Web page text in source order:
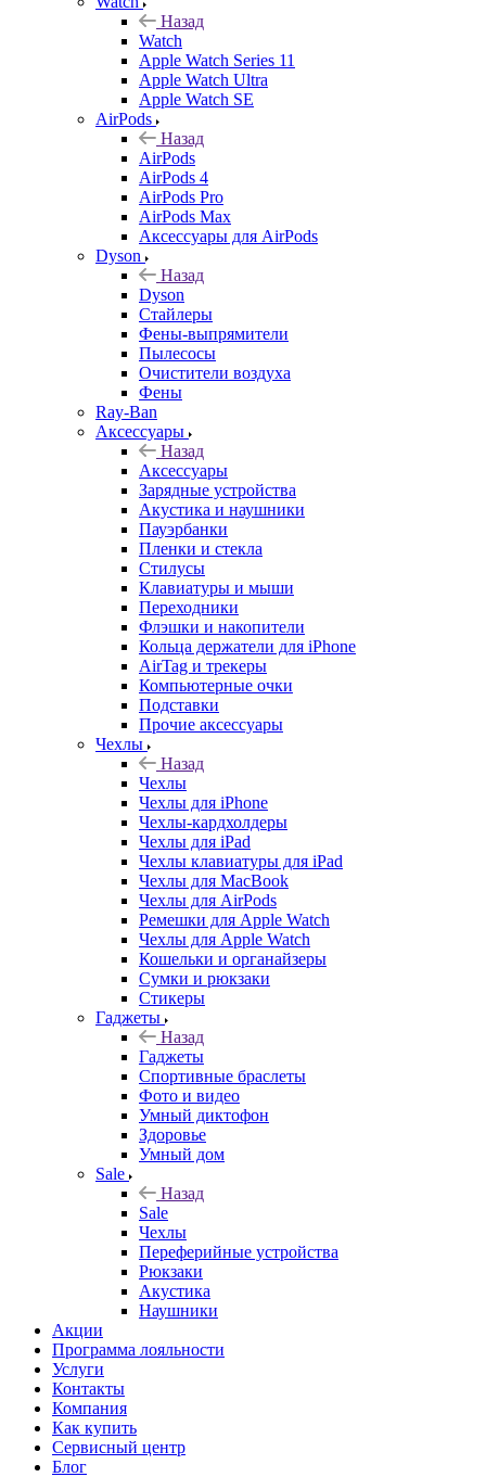
Назад
Watch
Apple Watch Series 11
Apple Watch Ultra
Apple Watch SE
AirPods
Назад
AirPods
AirPods 4
AirPods Pro
AirPods Max
Аксессуары для AirPods
Dyson
Назад
Dyson
Стайлеры
Фены-выпрямители
Пылесосы
Очистители воздуха
Фены
Ray-Ban
Аксессуары
Назад
Аксессуары
Зарядные устройства
Акустика и наушники
Пауэрбанки
Пленки и стекла
Стилусы
Клавиатуры и мыши
Переходники
Флэшки и накопители
Кольца держатели для iPhone
AirTag и трекеры
Компьютерные очки
Подставки
Прочие аксессуары
Чехлы
Назад
Чехлы
Чехлы для iPhone
Чехлы-кардхолдеры
Чехлы для iPad
Чехлы клавиатуры для iPad
Чехлы для MacBook
Чехлы для AirPods
Ремешки для Apple Watch
Чехлы для Apple Watch
Кошельки и органайзеры
Сумки и рюкзаки
Стикеры
Гаджеты
Назад
Гаджеты
Спортивные браслеты
Фото и видео
Умный диктофон
Здоровье
Умный дом
Sale
Назад
Sale
Чехлы
Переферийные устройства
Рюкзаки
Акустика
Наушники
Акции
Программа лояльности
Услуги
Контакты
Компания
Как купить
Сервисный центр
Блог